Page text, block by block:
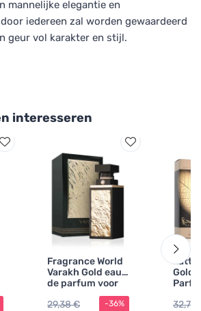
mannelijke elegantie en
iedereen zal worden gewaardeerd
geur vol karakter en stijl.
interesseren
Fragrance World
Varakh Gold eau
de parfum voor
mannen 100 ml
29,38 €
-36%
Gold
32,77